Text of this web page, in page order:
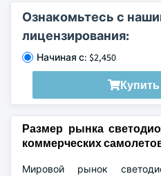
Ознакомьтесь с
лицензирования:
Начиная с: $2,450
Размер рынка
коммерческих
Мировой рынок